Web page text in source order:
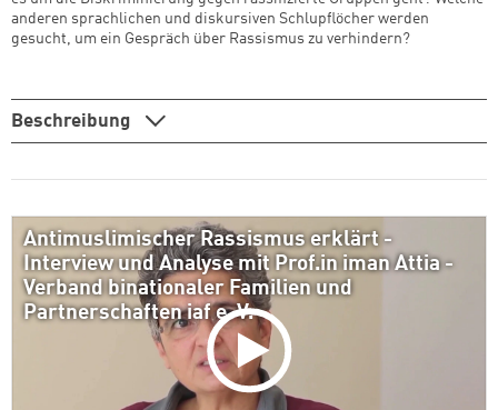
anderen sprachlichen und diskursiven Schlupflöcher werden
gesucht, um ein Gespräch über Rassismus zu verhindern?
Beschreibung
Antimuslimischer Rassismus erklärt -
Interview und Analyse mit Prof.in iman Attia -
Verband binationaler Familien und
Partnerschaften iaf e. V.